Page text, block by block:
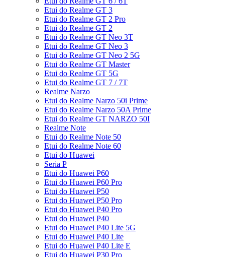
Etui do Realme GT 3
Etui do Realme GT 2 Pro
Etui do Realme GT 2
Etui do Realme GT Neo 3T
Etui do Realme GT Neo 3
Etui do Realme GT Neo 2 5G
Etui do Realme GT Master
Etui do Realme GT 5G
Etui do Realme GT 7 / 7T
Realme Narzo
Etui do Realme Narzo 50i Prime
Etui do Realme Narzo 50A Prime
Etui do Realme GT NARZO 50I
Realme Note
Etui do Realme Note 50
Etui do Realme Note 60
Etui do Huawei
Seria P
Etui do Huawei P60
Etui do Huawei P60 Pro
Etui do Huawei P50
Etui do Huawei P50 Pro
Etui do Huawei P40 Pro
Etui do Huawei P40
Etui do Huawei P40 Lite 5G
Etui do Huawei P40 Lite
Etui do Huawei P40 Lite E
Etui do Huawei P30 Pro